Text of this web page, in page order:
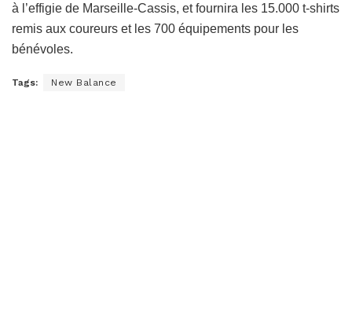
à l’effigie de Marseille-Cassis, et fournira les 15.000 t-shirts
remis aux coureurs et les 700 équipements pour les
bénévoles.
Tags: New Balance